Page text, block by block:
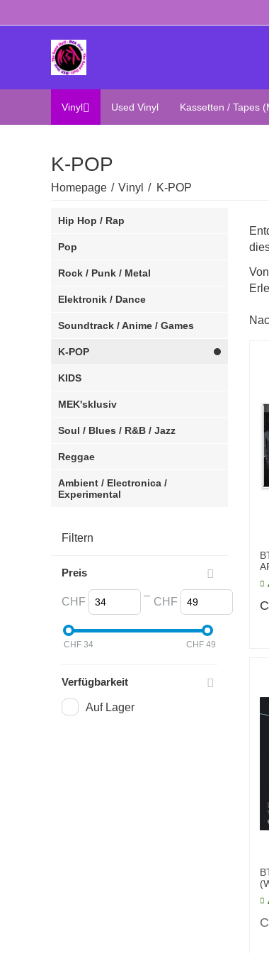
Vinyl Used Vinyl Kassetten / Tapes
K-POP
Homepage / Vinyl / K-POP
Hip Hop / Rap
Pop
Rock / Punk / Metal
Elektronik / Dance
Soundtrack / Anime / Games
K-POP
KIDS
MEK'sklusiv
Soul / Blues / R&B / Jazz
Reggae
Ambient / Electronica /
Experimental
Filtern
Preis
CHF
–
CHF
CHF34 CHF 49
Verfügbarkeit
Auf Lager